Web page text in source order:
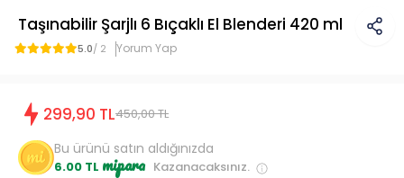
Taşınabilir Şarjlı 6 Bıçaklı El Blenderi 420 ml
5.0/ 2 Yorum Yap
299,90 TL450,00 TL
Bu ürünü satın aldığınızda
6.00 TL mipara Kazanacaksınız.